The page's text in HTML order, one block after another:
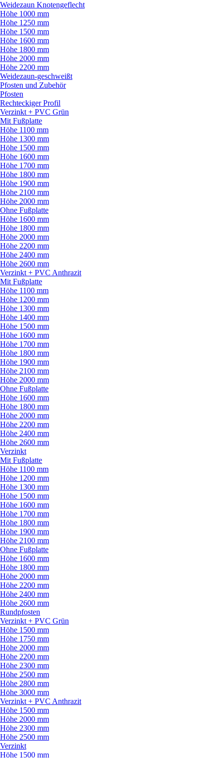
Weidezaun Knotengeflecht
Höhe 1000 mm
Höhe 1250 mm
Höhe 1500 mm
Höhe 1600 mm
Höhe 1800 mm
Höhe 2000 mm
Höhe 2200 mm
Weidezaun-geschweißt
Pfosten und Zubehör
Pfosten
Rechteckiger Profil
Verzinkt + PVC Grün
Mit Fußplatte
Höhe 1100 mm
Höhe 1300 mm
Höhe 1500 mm
Höhe 1600 mm
Höhe 1700 mm
Höhe 1800 mm
Höhe 1900 mm
Höhe 2100 mm
Höhe 2000 mm
Ohne Fußplatte
Höhe 1600 mm
Höhe 1800 mm
Höhe 2000 mm
Höhe 2200 mm
Höhe 2400 mm
Höhe 2600 mm
Verzinkt + PVC Anthrazit
Mit Fußplatte
Höhe 1100 mm
Höhe 1200 mm
Höhe 1300 mm
Höhe 1400 mm
Höhe 1500 mm
Höhe 1600 mm
Höhe 1700 mm
Höhe 1800 mm
Höhe 1900 mm
Höhe 2100 mm
Höhe 2000 mm
Ohne Fußplatte
Höhe 1600 mm
Höhe 1800 mm
Höhe 2000 mm
Höhe 2200 mm
Höhe 2400 mm
Höhe 2600 mm
Verzinkt
Mit Fußplatte
Höhe 1100 mm
Höhe 1200 mm
Höhe 1300 mm
Höhe 1500 mm
Höhe 1600 mm
Höhe 1700 mm
Höhe 1800 mm
Höhe 1900 mm
Höhe 2100 mm
Ohne Fußplatte
Höhe 1600 mm
Höhe 1800 mm
Höhe 2000 mm
Höhe 2200 mm
Höhe 2400 mm
Höhe 2600 mm
Rundpfosten
Verzinkt + PVC Grün
Höhe 1500 mm
Höhe 1750 mm
Höhe 2000 mm
Höhe 2200 mm
Höhe 2300 mm
Höhe 2500 mm
Höhe 2800 mm
Höhe 3000 mm
Verzinkt + PVC Anthrazit
Höhe 1500 mm
Höhe 2000 mm
Höhe 2300 mm
Höhe 2500 mm
Verzinkt
Höhe 1500 mm